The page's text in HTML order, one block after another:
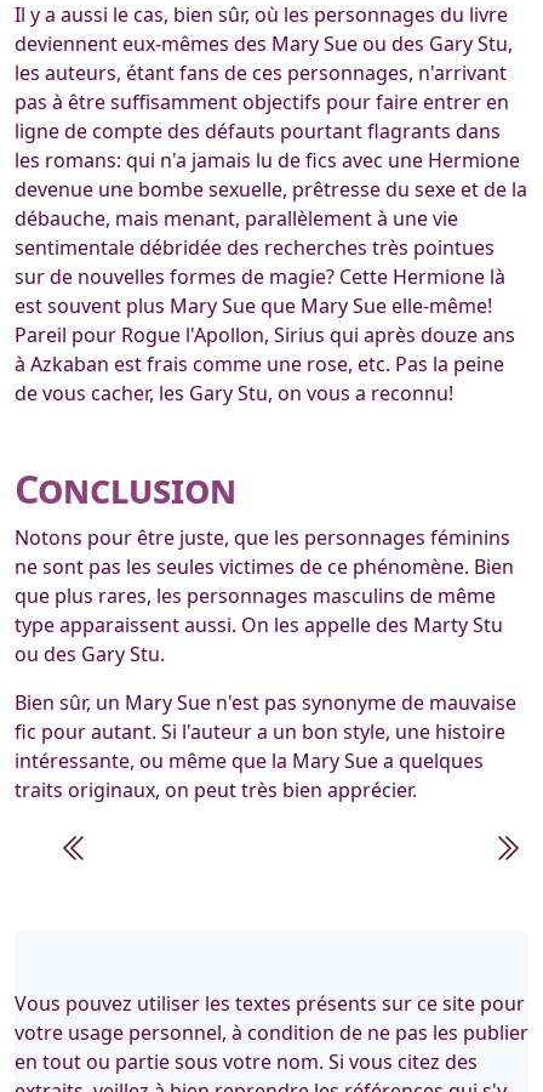
Il y a aussi le cas, bien sûr, où les personnages du livre
deviennent eux-mêmes des Mary Sue ou des Gary Stu,
les auteurs, étant fans de ces personnages, n'arrivant
pas à être suffisamment objectifs pour faire entrer en
ligne de compte des défauts pourtant flagrants dans
les romans: qui n'a jamais lu de fics avec une Hermione
devenue une bombe sexuelle, prêtresse du sexe et de la
débauche, mais menant, parallèlement à une vie
sentimentale débridée des recherches très pointues
sur de nouvelles formes de magie? Cette Hermione là
est souvent plus Mary Sue que Mary Sue elle-même!
Pareil pour Rogue l'Apollon, Sirius qui après douze ans
à Azkaban est frais comme une rose, etc. Pas la peine
de vous cacher, les Gary Stu, on vous a reconnu!
Conclusion
Notons pour être juste, que les personnages féminins
ne sont pas les seules victimes de ce phénomène. Bien
que plus rares, les personnages masculins de même
type apparaissent aussi. On les appelle des Marty Stu
ou des Gary Stu.
Bien sûr, un Mary Sue n'est pas synonyme de mauvaise
fic pour autant. Si l'auteur a un bon style, une histoire
intéressante, ou même que la Mary Sue a quelques
traits originaux, on peut très bien apprécier.
Vous pouvez utiliser les textes présents sur ce site pour
votre usage personnel, à condition de ne pas les publier
en tout ou partie sous votre nom. Si vous citez des